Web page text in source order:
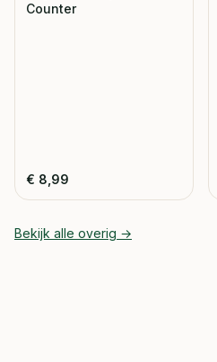
Counter
€ 8,99
Bekijk alle overig →